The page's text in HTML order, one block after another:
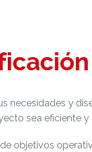
necesidades y
sea eficiente
objetivos